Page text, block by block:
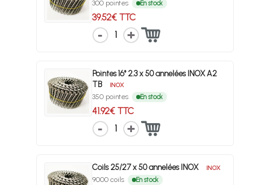
300 pointes En stock
39.52€ TTC
1
Pointes 16° 2.3 x 50 annelées INOX A2
TB
INOX
350 pointes En stock
41.92€ TTC
1
Coils 25/27 x 50 annelées INOX INOX
9000 coils En stock